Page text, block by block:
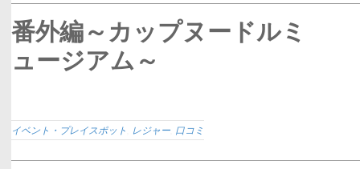
番外編～カップヌードルミ
ュージアム～
イベント・プレイスポット レジャー 口コミ